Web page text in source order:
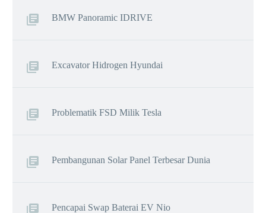
BMW Panoramic IDRIVE
Excavator Hidrogen Hyundai
Problematik FSD Milik Tesla
Pembangunan Solar Panel Terbesar Dunia
Pencapai Swap Baterai EV Nio